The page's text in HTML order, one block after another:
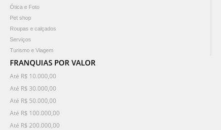
Ótica e Foto
Pet shop
Roupas e calçados
Serviços
Turismo e Viagem
FRANQUIAS POR VALOR
Até R$ 10.000,00
Até R$ 30.000,00
Até R$ 50.000,00
Até R$ 100.000,00
Até R$ 200.000,00